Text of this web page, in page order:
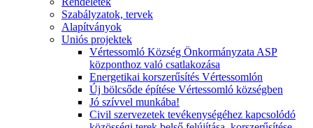
Szabályzatok, tervek
Alapítványok
Uniós projektek
Vértessomló Község Önkormányzata ASP
központhoz való csatlakozása
Energetikai korszerűsítés Vértessomlón
Új bölcsőde építése Vértessomló községben
Jó szívvel munkába!
Civil szervezetek tevékenységéhez kapcsolódó